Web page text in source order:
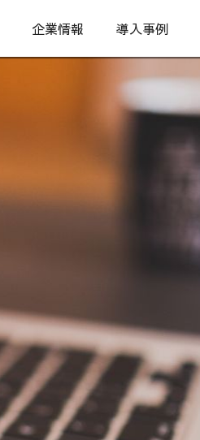
企業情報 導入事例